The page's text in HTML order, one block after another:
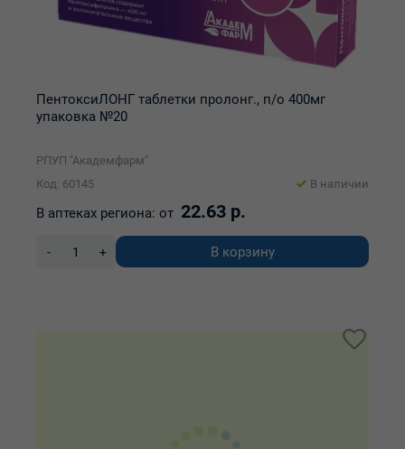
ПентоксиЛОНГ таблетки пролонг., п/о 400мг
упаковка №20
РПУП "Академфарм"
Код: 60145
В наличии
В аптеках региона: от 22.63 р.
- + В корзину